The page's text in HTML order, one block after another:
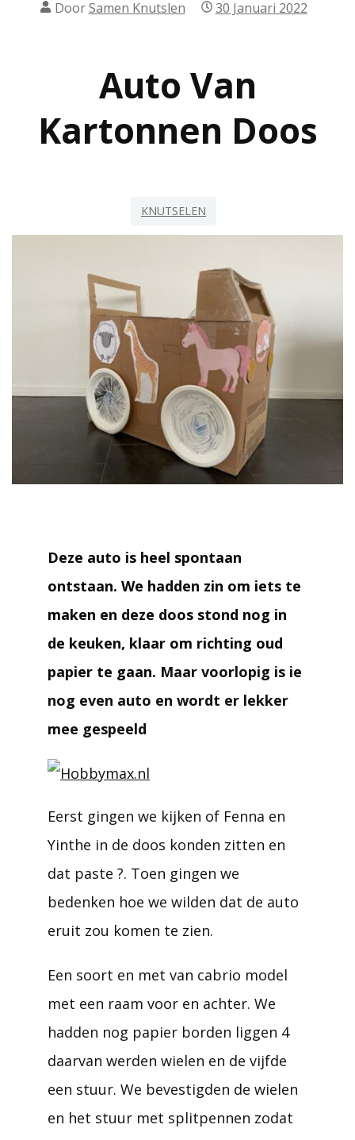
DoorSamen Knutslen 30 Januari 2022
Auto Van
Kartonnen Doos
KNUTSELEN
Deze auto is heel spontaan
ontstaan. We hadden zin om iets te
maken en deze doos stond nog in
de keuken, klaar om richting oud
papier te gaan. Maar voorlopig is ie
nog even auto en wordt er lekker
mee gespeeld
Eerst gingen we kijken of Fenna en
Yinthe in de doos konden zitten en
dat paste ?. Toen gingen we
bedenken hoe we wilden dat de auto
eruit zou komen te zien.
Een soort en met van cabrio model
met een raam voor en achter. We
hadden nog papier borden liggen 4
daarvan werden wielen en de vijfde
een stuur. We bevestigden de wielen
en het stuur met splitpennen zodat